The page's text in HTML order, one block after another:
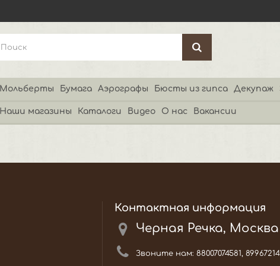
Мольберты Бумага Аэрографы Бюсты из гипса Декупаж
Наши магазины Каталоги Видео О нас Вакансии
Контактная информация
Черная Речка, Москва
Звоните нам: 88007074581,